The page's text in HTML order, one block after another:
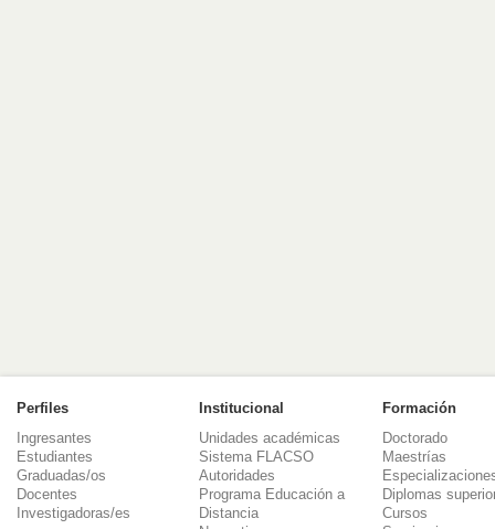
Perfiles
Ingresantes
Estudiantes
Graduadas/os
Docentes
Investigadoras/es
Institucional
Unidades académicas
Sistema FLACSO
Autoridades
Programa Educación a
Distancia
Formación
Doctorado
Maestrías
Diplomas
Cursos